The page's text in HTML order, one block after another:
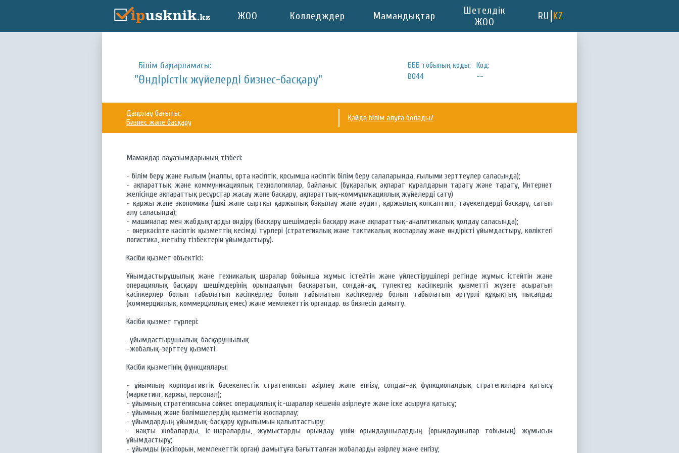
ЖОО Колледждер Мамандықтар
Шетелдік
ЖОО
RU KZ
Білім бағдарламасы:
"Өндірістік жүйелерді бизнес-басқару"
БББ тобының коды:
B044
Код:
--
Даярлау бағыты:
Бизнес және басқару
Қайда білім алуға болады?
Мамандар лауазымдарының тізбесі:
- білім беру және ғылым (жалпы, орта кәсіптік, қосымша кәсіптік білім беру салаларында, ғылыми зерттеулер саласында);
- ақпараттық және коммуникациялық технологиялар, байланыс (бұқаралық ақпарат құралдарын тарату және тарату, Интернет
желісінде ақпараттық ресурстар жасау және басқару, ақпараттық-коммуникациялық жүйелерді сату)
- қаржы және экономика (ішкі және сыртқы қаржылық бақылау және аудит, қаржылық консалтинг, тәуекелдерді басқару, сатып
алу саласында);
- машиналар мен жабдықтарды өндіру (басқару шешімдерін басқару және ақпараттық-аналитикалық қолдау саласында);
- өнеркәсіпте кәсіптік қызметтің кесімді түрлері (стратегиялық және тактикалық жоспарлау және өндірісті ұйымдастыру, көліктегі
логистика, жеткізу тізбектерін ұйымдастыру).
Кәсіби қызмет объектісі:
Ұйымдастырушылық және техникалық шаралар бойынша жұмыс істейтін және үйлестірушілері ретінде жұмыс істейтін және
операциялық басқару шешімдерінің орындалуын басқаратын, сондай-ақ, түлектер кәсіпкерлік қызметті жүзеге асыратын
кәсіпкерлер болып табылатын кәсіпкерлер болып табылатын кәсіпкерлер болып табылатын әртүрлі құқықтық нысандар
(коммерциялық, коммерциялық емес) және мемлекеттік органдар. өз бизнесін дамыту.
Кәсіби қызмет түрлері:
-ұйымдастырушылық-басқарушылық
-жобалық-зерттеу қызметі
Кәсіби қызметінің функциялары:
- ұйымның корпоративтік бәсекелестік стратегиясын әзірлеу және енгізу, сондай-ақ функционалдық стратегияларға қатысу
(маркетинг, қаржы, персонал);
- ұйымның стратегиясына сәйкес операциялық іс-шаралар кешенін әзірлеуге және іске асыруға қатысу;
- ұйымның және бөлімшелердің қызметін жоспарлау;
- ұйымдардың ұйымдық-басқару құрылымын қалыптастыру;
- нақты жобаларды, іс-шараларды, жұмыстарды орындау үшін орындаушылардың (орындаушылар тобының) жұмысын
ұйымдастыру;
- ұйымды (кәсіпорын, мемлекеттік орган) дамытуға бағытталған жобаларды әзірлеу және енгізу;